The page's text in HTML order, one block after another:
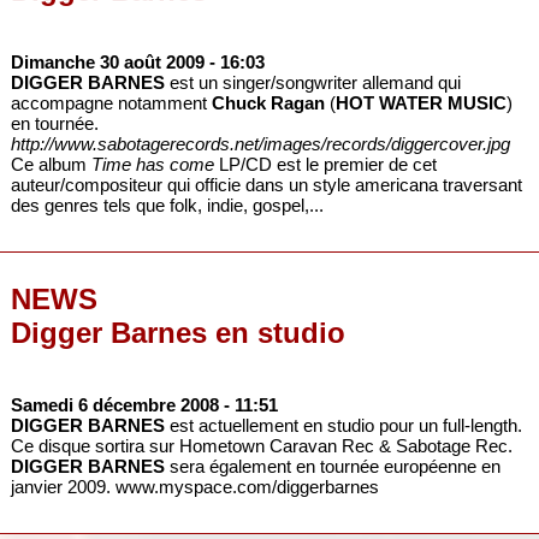
Dimanche 30 août 2009 - 16:03
DIGGER BARNESest un singer/songwriter allemand qui
accompagne notamment Chuck Ragan(HOT WATER MUSIC)
en tournée.
http://www.sabotagerecords.net/images/records/diggercover.jpg
Ce album Time has comeLP/CD est le premier de cet
auteur/compositeur qui officie dans un style americana traversant
des genres tels que folk, indie, gospel,...
NEWS
Digger Barnes en studio
Samedi 6 décembre 2008 - 11:51
DIGGER BARNESest actuellement en studio pour un full-length.
Ce disque sortira sur Hometown Caravan Rec & Sabotage Rec.
DIGGER BARNESsera également en tournée européenne en
janvier 2009. www.myspace.com/diggerbarnes